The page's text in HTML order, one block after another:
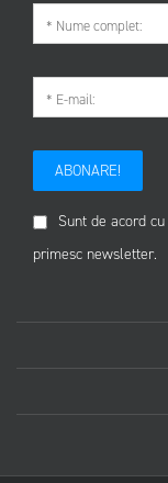
ABONARE!
Sunt de acord cu
primesc newsletter.